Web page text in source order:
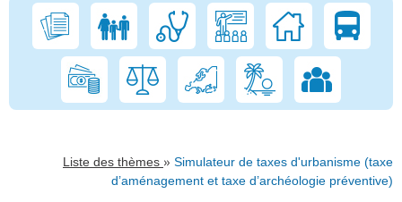
Liste des thèmes » Simulateur de taxes d'urbanisme (taxe
d’aménagement et taxe d’archéologie préventive)